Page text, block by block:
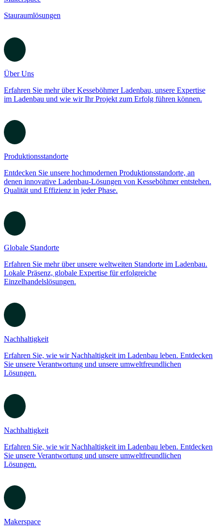
Polen
Erfahren Sie mehr über Kesseböhmer Ladenbau in Polen.
Entdecken Sie unsere globalen Standorte und unsere hochwertigen
Nachhaltigkeit
Makerspace
Stauraumlösungen
Über Uns
im Ladenbau und wie wir Ihr Projekt zum Erfolg führen können.
Produktionsstandorte
Entdecken Sie unsere hochmodernen Produktionsstandorte, an
Qualität und Effizienz in jeder Phase.
Globale Standorte
Erfahren Sie mehr über unsere weltweiten Standorte im Ladenbau.
Einzelhandelslösungen.
Nachhaltigkeit
Erfahren Sie, wie wir Nachhaltigkeit im Ladenbau leben. Entdecken
Lösungen.